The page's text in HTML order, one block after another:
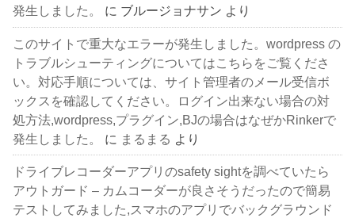
発生しました。
に ブルージョナサン より
このサイトで重大なエラーが発生しました。wordpress の
トラブルシューティングについてはこちらをご覧くださ
い。対応手順については、サイト管理者のメール受信ボ
ックスを確認してください。ログイン出来ない場合の対
処方法,wordpress,プラグイン,BJの場合はなぜかRinkerで
発生しました。
に まるまる より
ドライブレコーダーアプリのsafety sightを調べていたら
アウトガード – カムコーダーが良さそうだったので簡易
テストしてみました,スマホのアプリでバックグラウンド